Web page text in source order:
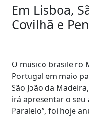
Em Lisboa,
Covilhã e
O músico brasileiro
Portugal em maio
São João da
irá apresentar o seu
Paralelo”, foi hoje